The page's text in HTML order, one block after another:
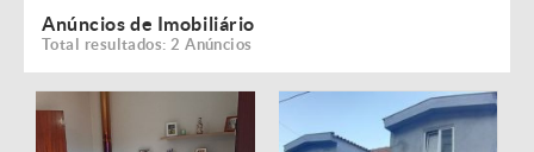
Anúncios de Imobiliário
Total resultados: 2 Anúncios